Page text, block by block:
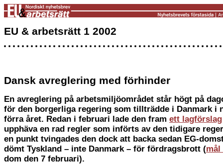
EU & arbetsrätt 1 2002
Dansk avreglering med förhinder
En avreglering på arbetsmiljöområdet står högt på
för den borgerliga regering som tillträdde i Danmark i
förra året. Redan i februari lade den fram ett lagförslag
upphäva en rad regler som införts av den tidigare
en punkt tvingades den dock att backa sedan EG-
dömt Tyskland – inte Danmark – för fördragsbrott (mål
dom den 7 februari).